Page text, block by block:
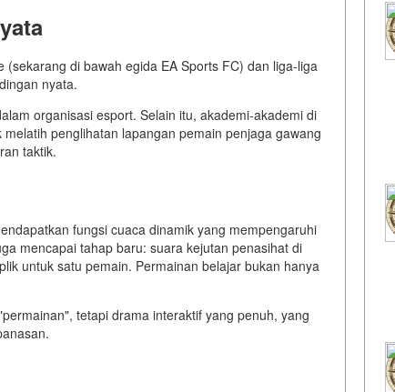
di bawah egida EA Sports FC) dan liga-liga
nyata.
organisasi esport. Selain itu, akademi-akademi di
penglihatan lapangan pemain penjaga gawang
taktik.
fungsi cuaca dinamik yang mempengaruhi
mencapai tahap baru: suara kejutan penasihat di
untuk satu pemain. Permainan belajar bukan hanya
tetapi drama interaktif yang penuh, yang